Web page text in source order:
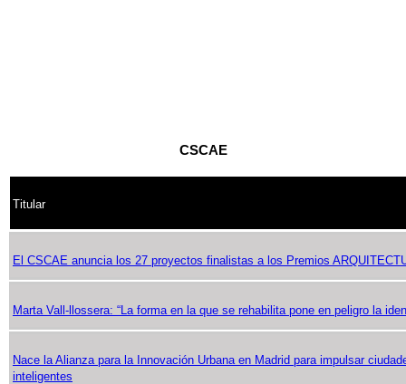
CSCAE
Titular
El CSCAE anuncia los 27 proyectos finalistas a los Premios
Marta Vall-llossera: “La forma en la que se rehabilita pone en peligro la
Nace la Alianza para la Innovación Urbana en Madrid para impulsar
inteligentes